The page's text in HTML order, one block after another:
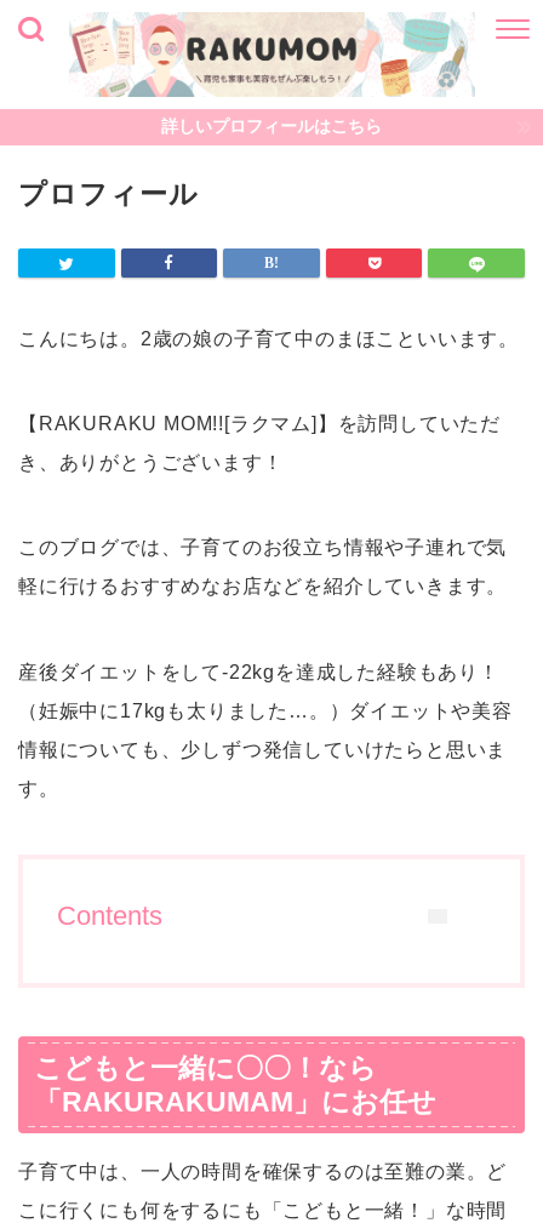
詳しいプロフィールはこちら
プロフィール
こんにちは。2歳の娘の子育て中のまほこといいます。
【RAKURAKU MOM!![ラクマム]】を訪問していただ
き、ありがとうございます！
このブログでは、子育てのお役立ち情報や子連れで気
軽に行けるおすすめなお店などを紹介していきます。
産後ダイエットをして-22kgを達成した経験もあり！
（妊娠中に17kgも太りました…。）ダイエットや美容
情報についても、少しずつ発信していけたらと思いま
す。
Contents
こどもと一緒に〇〇！なら
「RAKURAKUMAM」にお任せ
子育て中は、一人の時間を確保するのは至難の業。ど
こに行くにも何をするにも「こどもと一緒！」な時間